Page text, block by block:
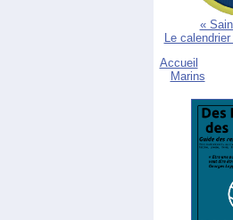
«
Le
Accueil
Marins